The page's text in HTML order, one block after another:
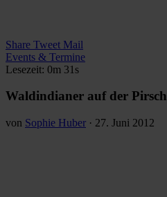
Share Tweet Mail
Events & Termine
Lesezeit: 0m 31s
Waldindianer auf der Pirsch
von Sophie Huber · 27. Juni 2012